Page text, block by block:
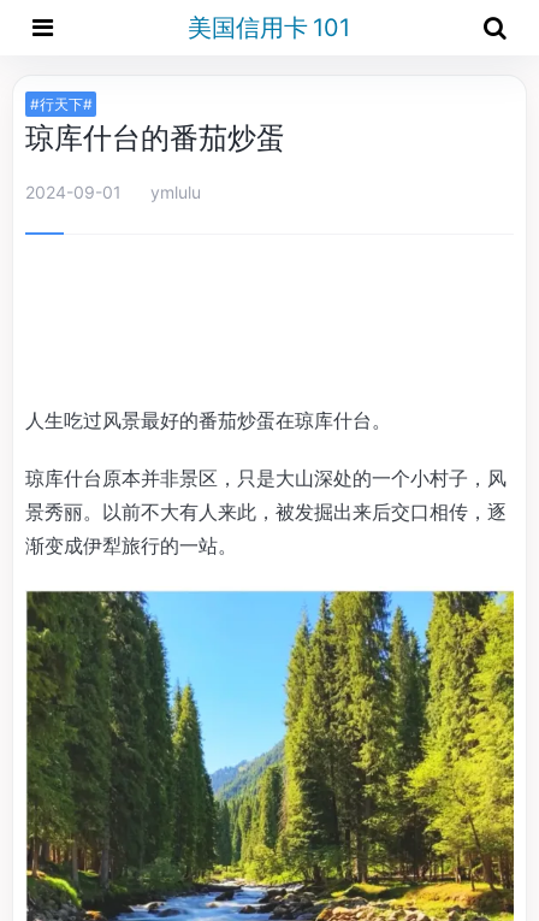
美国信用卡 101
#行天下#
琼库什台的番茄炒蛋
2024-09-01 ymlulu
人生吃过风景最好的番茄炒蛋在琼库什台。
琼库什台原本并非景区，只是大山深处的一个小村子，风
景秀丽。以前不大有人来此，被发掘出来后交口相传，逐
渐变成伊犁旅行的一站。